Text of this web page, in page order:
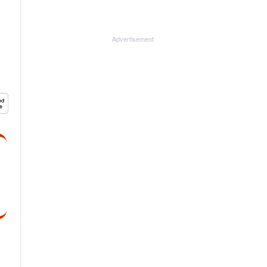
Advertisement